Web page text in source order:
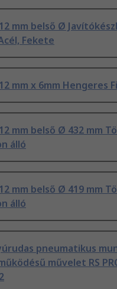
12 mm belső Ø
Fekete
12 mm x 6mm Hengeres
12 mm belső Ø 432 mm
álló
12 mm belső Ø 419 mm
álló
pneumatikus
művelet RS